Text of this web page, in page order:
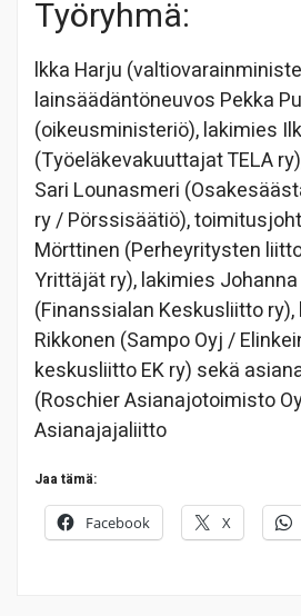
Työryhmä:
lkka Harju
lainsäädäntöneuvos Pekka
(oikeusministeriö), lakimies
(Työeläkevakuuttajat TELA
Sari Lounasmeri
ry / Pörssisäätiö),
Mörttinen (Perheyritysten
Yrittäjät ry), lakimies Johanna
(Finanssialan Keskusliitto
Rikkonen (Sampo Oyj /
keskusliitto EK ry) sekä
(Roschier Asianajotoimisto
Asianajajaliitto
Jaa tämä:
Facebook X